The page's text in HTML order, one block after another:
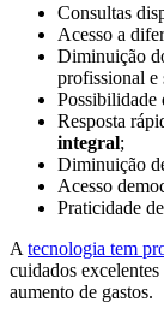
Consultas
Acesso a
Diminuição
profissional e
Possibilidade
Resposta
integral;
Diminuição
Acesso
Praticidade
A tecnologia tem
cuidados
aumento de gastos.